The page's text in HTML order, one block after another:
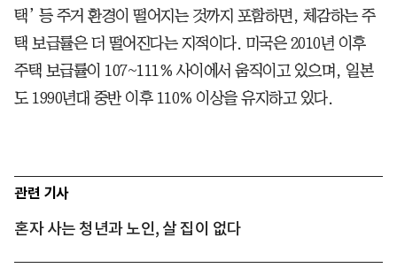
택’ 등 주거 환경이 떨어지는 것까지 포함하면, 체감하는 주
택 보급률은 더 떨어진다는 지적이다. 미국은 2010년 이후
주택 보급률이 107~111% 사이에서 움직이고 있으며, 일본
도 1990년대 중반 이후 110% 이상을 유지하고 있다.
관련 기사
혼자 사는 청년과 노인, 살 집이 없다